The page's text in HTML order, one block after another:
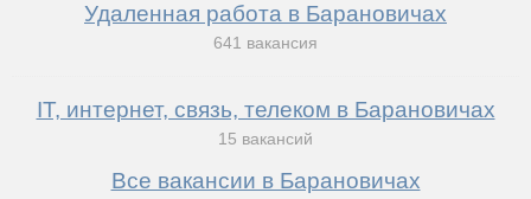
Удаленная работа в Барановичах
641 вакансия
IT, интернет, связь, телеком в Барановичах
15 вакансий
Все вакансии в Барановичах